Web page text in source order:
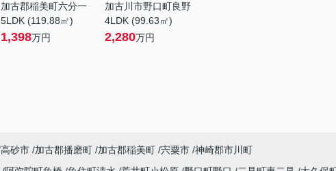
加古郡稲美町六分一
5LDK (119.88㎡)
1,398万円
加古川市野口町良野
4LDK (99.63㎡)
2,280万円
高砂市 加古郡播磨町 加古郡稲美町 宍粟市 神崎郡市川町